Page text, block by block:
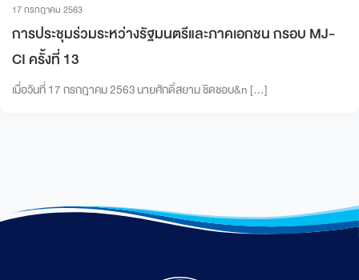
17 กรกฎาคม 2563
การประชุมร่วมระหว่างรัฐมนตรีและภาคเอกชน กรอบ MJ-
CI ครั้งที่ 13
เมื่อวันที่ 17 กรกฎาคม 2563 นายศักดิ์สยาม ชิดชอบ&n […]